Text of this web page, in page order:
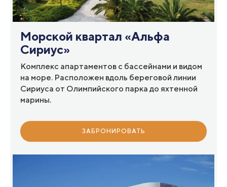
Морской квартал «Альфа
Сириус»
Комплекс апартаментов с бассейнами и видом
на море. Расположен вдоль береговой линии
Сириуса от Олимпийского парка до яхтенной
марины.
ЗАБРОНИРОВАТЬ